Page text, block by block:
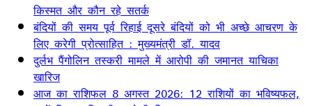
किस्मत और कौन रहे सतर्क
बंदियों की समय पूर्व रिहाई दूसरे बंदियों को भी अच्छे आचरण के
लिए करेगी प्रोत्साहित : मुख्यमंत्री डॉ. यादव
दुर्लभ पैंगोलिन तस्करी मामले में आरोपी की जमानत याचिका
खारिज
आज का राशिफल 8 अगस्त 2026: 12 राशियों का भविष्यफल,